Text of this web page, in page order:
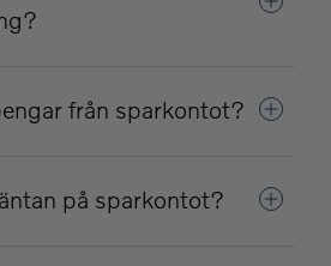
från sparkontot?
på sparkontot?